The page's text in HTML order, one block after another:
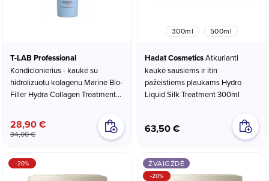
T-LAB Professional
Kondicionierius - kaukė su
hidrolizuotu kolagenu Marine Bio-
Filler Hydra Collagen Treatment
28,90 €
34,00 €
300ml 500ml
Hadat Cosmetics
kaukė sausiems ir itin
pažeistiems plaukams Hydro
Liquid Silk Treatment 300ml
63,50 €
-20% ŽVAIGŽDĖ
-20%